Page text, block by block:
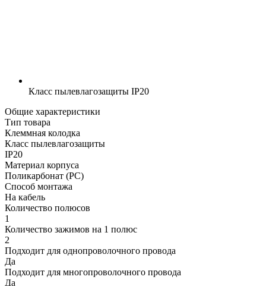
Класс пылевлагозащиты IP20
Общие характеристики
Тип товара
Клеммная колодка
Класс пылевлагозащиты
IP20
Материал корпуса
Поликарбонат (PC)
Способ монтажа
На кабель
Количество полюсов
1
Количество зажимов на 1 полюс
2
Подходит для однопроволочного провода
Да
Подходит для многопроволочного провода
Да